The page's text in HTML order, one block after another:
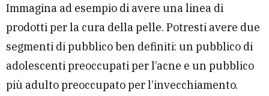
Immagina ad esempio di avere una linea di
prodotti per la cura della pelle. Potresti avere due
segmenti di pubblico ben definiti: un pubblico di
adolescenti preoccupati per l’acne e un pubblico
più adulto preoccupato per l’invecchiamento.